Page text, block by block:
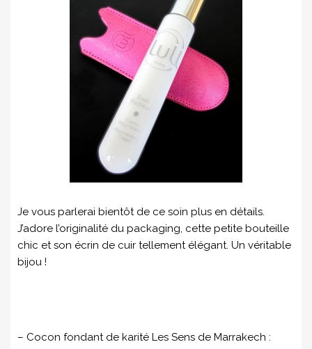
Je vous parlerai bientôt de ce soin plus en détails.
J’adore l’originalité du packaging, cette petite bouteille
chic et son écrin de cuir tellement élégant. Un véritable
bijou !
– Cocon fondant de karité Les Sens de Marrakech :